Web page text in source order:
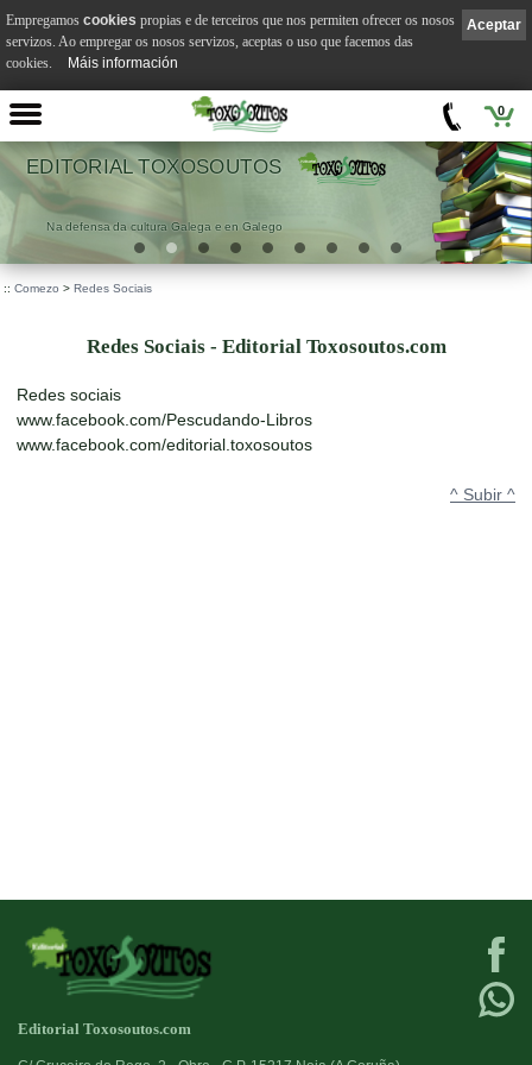
0
EDITORIAL TOXOSOUTOS
Na defensa da cultura Galega e en Galego
:: Comezo > Redes Sociais
Redes Sociais - Editorial Toxosoutos.com
Redes sociais
www.facebook.com/Pescudando-Libros
www.facebook.com/editorial.toxosoutos
^ Subir ^
Editorial Toxosoutos.com
Aceptar
Empregamos cookies propias e de terceiros que nos permiten ofrecer os nosos
servizos. Ao empregar os nosos servizos, aceptas o uso que facemos das
cookies.
Máis información